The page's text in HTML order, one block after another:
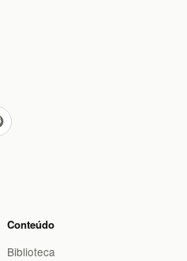
Conteúdo
Biblioteca